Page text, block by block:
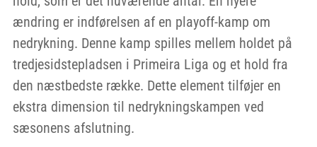
ændring er indførelsen af en playoff-kamp om
nedrykning. Denne kamp spilles mellem holdet på
tredjesidstepladsen i Primeira Liga og et hold fra
den næstbedste række. Dette element tilføjer en
ekstra dimension til nedrykningskampen ved
sæsonens afslutning.